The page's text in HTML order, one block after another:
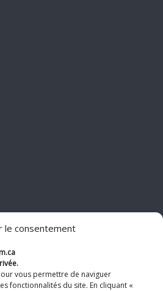
le consentement
vous permettre de naviguer
fonctionnalités du site. En cliquant «